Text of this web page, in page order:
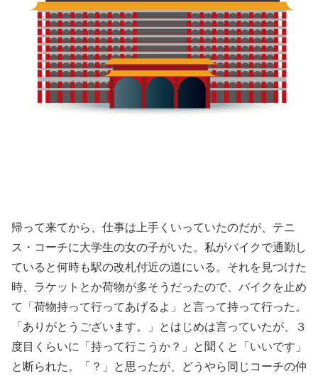
帰って来てから、仕事は上手くいっていたのだが、テニ
ス・コーチに大学生の女の子がいた。私がバイクで通勤し
ていると何時も駅の改札付近の道にいる。それを見つけた
時、ラケットとか荷物が多そうだったので、バイクを止め
て「荷物持って行ってあげるよ」と言って持って行った。
「ありがとうございます。」とはじめは言っていたが、３
度目くらいに「持って行こうか？」と聞くと「いいです」
と断られた。「？」と思ったが、どうやら同じコーチの仲